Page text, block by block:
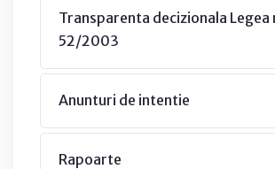
Transparenta decizionala Legea
52/2003
Anunturi de intentie
Rapoarte